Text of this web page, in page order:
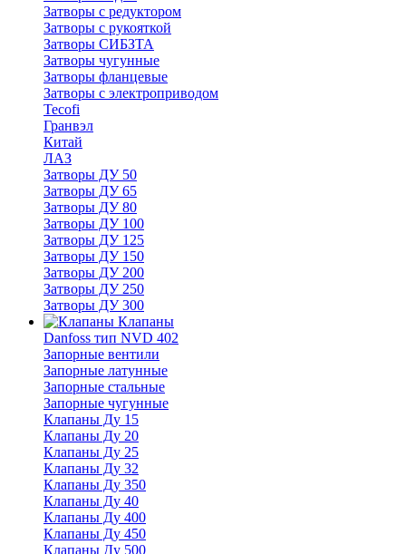
Затворы с редуктором
Затворы с рукояткой
Затворы СИБЗТА
Затворы чугунные
Затворы фланцевые
Затворы с электроприводом
Tecofi
Гранвэл
Китай
ЛАЗ
Затворы ДУ 50
Затворы ДУ 65
Затворы ДУ 80
Затворы ДУ 100
Затворы ДУ 125
Затворы ДУ 150
Затворы ДУ 200
Затворы ДУ 250
Затворы ДУ 300
Клапаны
Danfoss тип NVD 402
Запорные вентили
Запорные латунные
Запорные стальные
Запорные чугунные
Клапаны Ду 15
Клапаны Ду 20
Клапаны Ду 25
Клапаны Ду 32
Клапаны Ду 350
Клапаны Ду 40
Клапаны Ду 400
Клапаны Ду 450
Клапаны Ду 500